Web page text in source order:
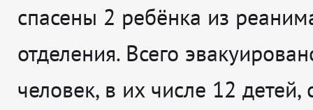
спасены 2 ребёнка из
отделения. Всего
человек, в их числе 12 детей,